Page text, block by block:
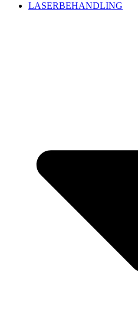
LASERBEHANDLING